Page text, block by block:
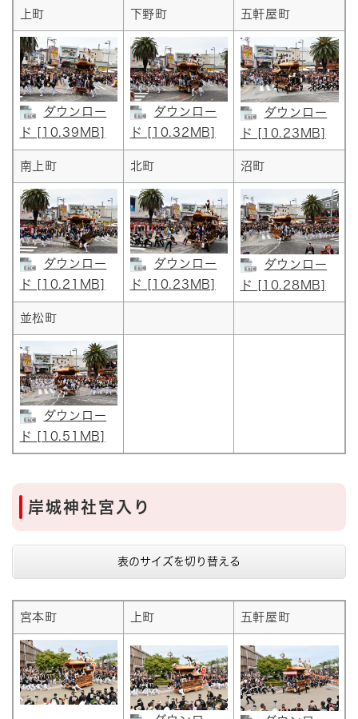
上町 下野町 五軒屋町
ダウンロー
ド [10.39MB]
ダウンロー
ド [10.32MB]
ダウンロー
ド [10.23MB]
南上町 北町 沼町
ダウンロー
ド [10.21MB]
ダウンロー
ド [10.23MB]
ダウンロー
ド [10.28MB]
並松町
ダウンロー
ド [10.51MB]
岸城神社宮入り
表のサイズを切り替える
宮本町 上町 五軒屋町